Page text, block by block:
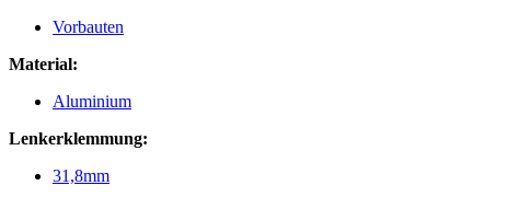
Vorbauten
Material:
Aluminium
Lenkerklemmung:
31,8mm